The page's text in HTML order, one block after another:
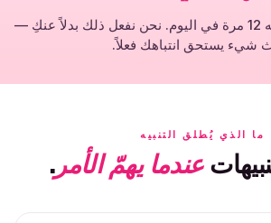
لا داعي لتفحّص حسابه 12 مرة في اليوم. نحن نفعل ذلك بدلاً عنكِ —
شيء يستحق انتباهك فعلاً.
ما الذي يُطلق التنبيه
عندما يهمّ الأمر.